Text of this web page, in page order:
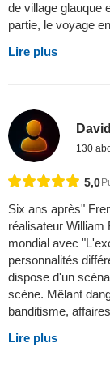
de village glauque
partie, le voyage
Lire plus
130
5,0
Six ans après"
réalisateur William
mondial avec
personnalités
dispose d'un
scène. Mêlant
banditisme,
Lire plus